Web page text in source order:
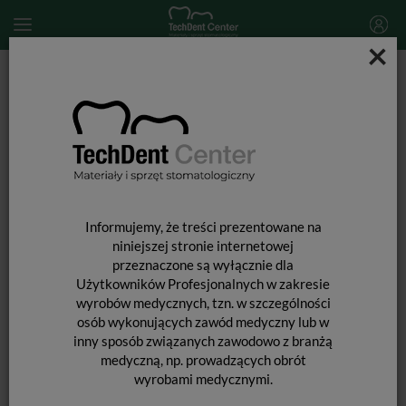
×
Informujemy, że treści prezentowane na
niniejszej stronie internetowej
przeznaczone są wyłącznie dla
Użytkowników Profesjonalnych w zakresie
wyrobów medycznych, tzn. w szczególności
osób wykonujących zawód medyczny lub w
inny sposób związanych zawodowo z branżą
medyczną, np. prowadzących obrót
wyrobami medycznymi.